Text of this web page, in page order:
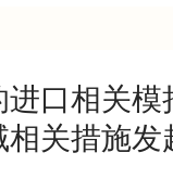
口相关
关措施